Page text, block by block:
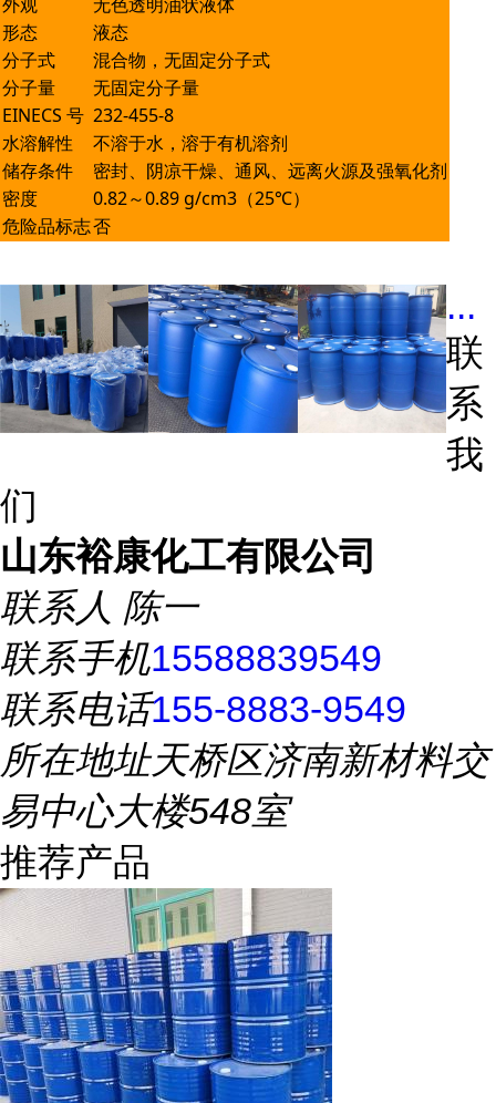
形态
液态
分子式
混合物，无固定分子式
分子量
无固定分子量
EINECS 号 232-455-8
水溶解性
不溶于水，溶于有机溶剂
储存条件
密封、阴凉干燥、通风、远离火源及强氧化剂
密度
0.82～0.89 g/cm3（25℃）
危险品标志否
...
联
系
我
们
山东裕康化工有限公司
联系人 陈一
联系手机15588839549
联系电话155-8883-9549
所在地址天桥区济南新材料交
易中心大楼548室
推荐产品